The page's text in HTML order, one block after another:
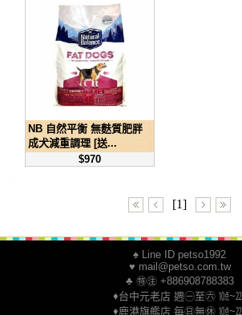
NB 自然平衡 無麩質肥胖
成犬減重調理 [送...
$970
[1]
♠ Line ID petso1992
♥ mail@petso.com.tw
♣ ㊕㊟ +886908788383
♦台中元老店 週㊀至㊅ ㍢~
♦鹿港旗艦店 每㊐無㊡ ㍢~